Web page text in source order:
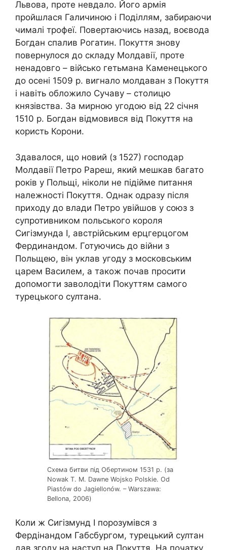
Львова, проте невдало. Його армія
пройшлася Галичиною і Поділлям, забираючи
чималі трофеї. Повертаючись назад, воєвода
Богдан спалив Рогатин. Покуття знову
повернулося до складу Молдавії, проте
ненадовго – військо гетьмана Каменецького
до осені 1509 р. вигнало молдаван з Покуття
і навіть обложило Сучаву – столицю
князівства. За мирною угодою від 22 січня
1510 р. Богдан відмовився від Покуття на
користь Корони.
Здавалося, що новий (з 1527) господар
Молдавії Петро Рареш, який мешкав багато
років у Польщі, ніколи не підійме питання
належності Покуття. Однак одразу після
приходу до влади Петро увійшов у союз з
супротивником польського короля
Сигізмунда І, австрійським ерцгерцогом
Фердинандом. Готуючись до війни з
Польщею, він уклав угоду з московським
царем Василем, а також почав просити
допомогти заволодіти Покуттям самого
турецького султана.
Схема битви під Обертином 1531 р. (за
Nowak T. M. Dawne Wojsko Polskie. Od
Piastów do Jagiellonów. – Warszawa:
Bellona, 2006)
Коли ж Сигізмунд І порозумівся з
Фердінандом Габсбургом, турецький султан
дав згоду на наступ на Покуття. На початку